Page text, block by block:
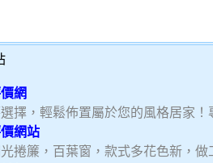
站
網
擇，輕鬆佈置屬於您的風格居家
網站
捲簾，百葉窗，款式多花色新，